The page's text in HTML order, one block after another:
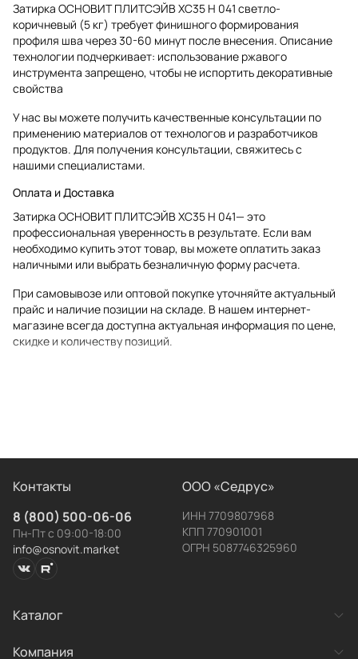
Затирка ОСНОВИТ ПЛИТСЭЙВ XC35 H 041 светло-
коричневый (5 кг) требует финишного формирования
профиля шва через 30-60 минут после внесения. Описание
технологии подчеркивает: использование ржавого
инструмента запрещено, чтобы не испортить декоративные
свойства
У нас вы можете получить качественные консультации по
применению материалов от технологов и разработчиков
продуктов. Для получения консультации, свяжитесь с
нашими специалистами.
Оплата и Доставка
Затирка ОСНОВИТ ПЛИТСЭЙВ XC35 H 041— это
профессиональная уверенность в результате. Если вам
необходимо купить этот товар, вы можете оплатить заказ
наличными или выбрать безналичную форму расчета.
При самовывозе или оптовой покупке уточняйте актуальный
прайс и наличие позиции на складе. В нашем интернет-
магазине всегда доступна актуальная информация по цене,
скидке и количеству позиций.
Выбор цвета
Контакты
8 (800) 500-06-06
Пн-Пт с 09:00-18:00
info@osnovit.market
ООО «Седрус»
ИНН 7709807968
КПП 770901001
ОГРН 5087746325960
Каталог
Категории товаров
Компания